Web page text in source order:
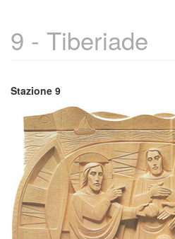
9 - Tiberiade
Stazione 9